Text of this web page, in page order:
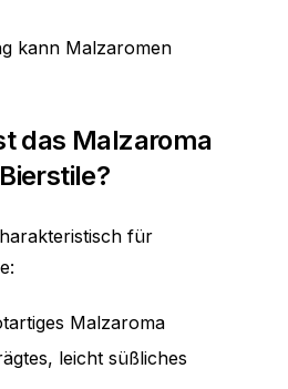
kann Malzaromen
das Malzaroma
für
Malzaroma
leicht süßliches